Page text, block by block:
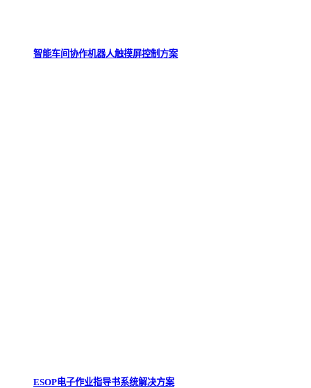
智能车间协作机器人触摸屏控制方案
ESOP电子作业指导书系统解决方案